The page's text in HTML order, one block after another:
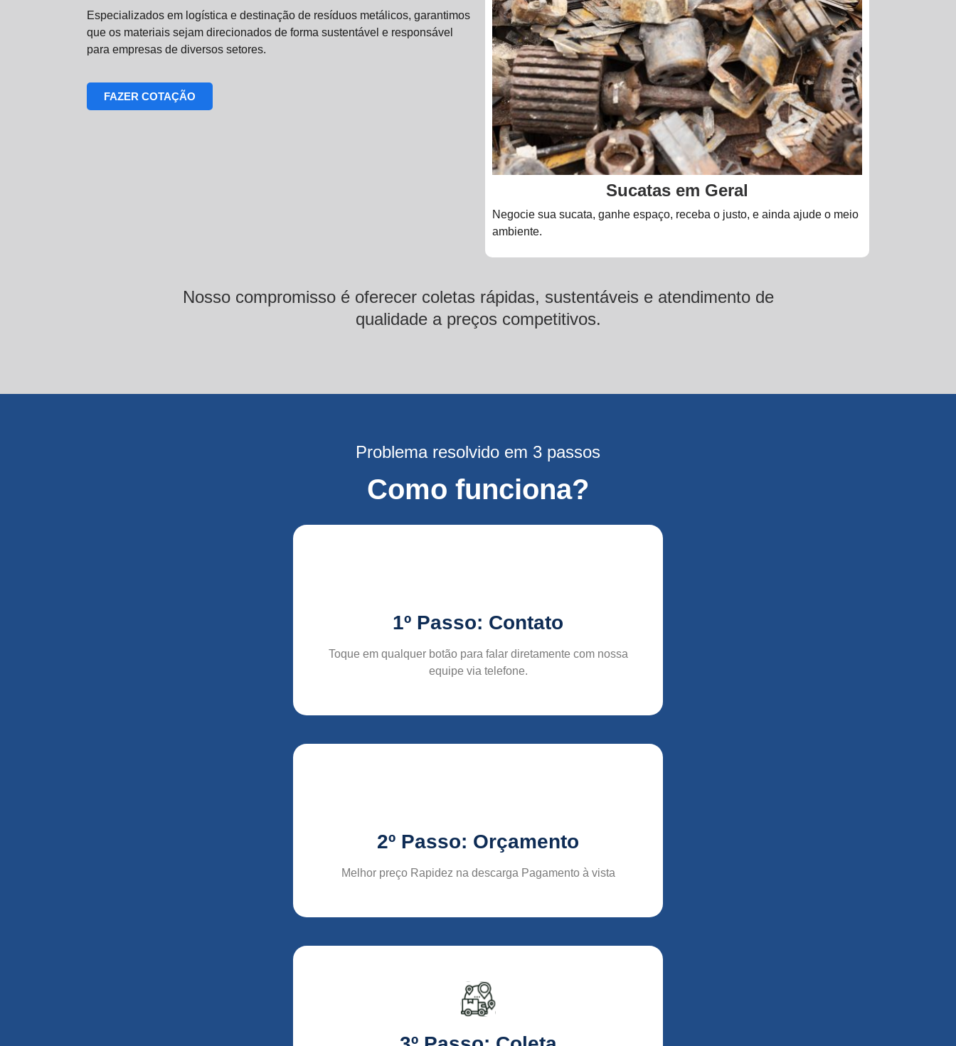
Especializados em logística e destinação de resíduos metálicos, garantimos
que os materiais sejam direcionados de forma sustentável e responsável
para empresas de diversos setores.
FAZER COTAÇÃO
Sucatas em Geral
Negocie sua sucata, ganhe espaço, receba o justo, e ainda ajude o meio
ambiente.
Nosso compromisso é oferecer coletas rápidas, sustentáveis e atendimento de
qualidade a preços competitivos.
Problema resolvido em 3 passos
Como funciona?
1º Passo: Contato
Toque em qualquer botão para falar diretamente com nossa
equipe via telefone.
2º Passo: Orçamento
Melhor preço Rapidez na descarga Pagamento à vista